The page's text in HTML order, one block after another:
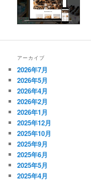
アーカイブ
2026年7月
2026年5月
2026年4月
2026年2月
2026年1月
2025年12月
2025年10月
2025年9月
2025年6月
2025年5月
2025年4月